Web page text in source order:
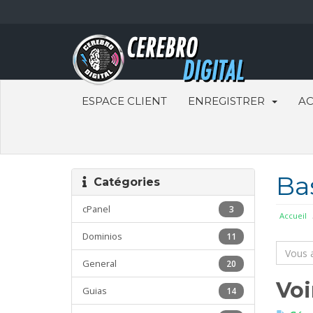
ESPACE CLIENT ENREGISTRER
Accueil
Catégories
3
cPanel
11
Dominios
20
General
14
Guias